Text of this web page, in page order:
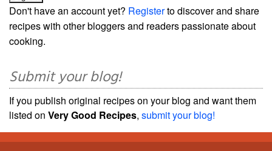
Don't have an account yet? Registerto discover and share
recipes with other bloggers and readers passionate about
cooking.
Submit your blog!
If you publish original recipes on your blog and want them
listed on Very Good Recipes, submit your blog!